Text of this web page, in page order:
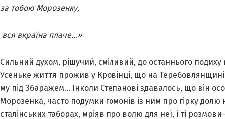
за тобою Морозенку,
вся вкраїна плаче…»
Сильний духом, рішучий, сміливий, до останнього подиху
Усеньке життя прожив у Кровінці, що на
му під Збаражем… Інколи Степанові здавалось, що він
Морозенка, часто подумки гомонів із ним про гірку долю
сталінських таборах, мріяв про волю для неї, і ті